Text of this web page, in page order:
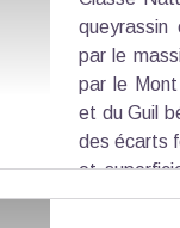
en plein écran
par le
par le
et du Guil
des écarts
et
naturels et